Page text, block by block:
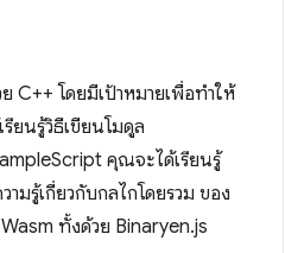
C++ โดยมีเป้าหมายเพื่อทำให้
ยนรู้วิธีเขียนโมดูล
คุณจะได้เรียนรู้
มรู้เกี่ยวกับกลไกโดยรวม ของ
ทั้งด้วย Binaryen.js